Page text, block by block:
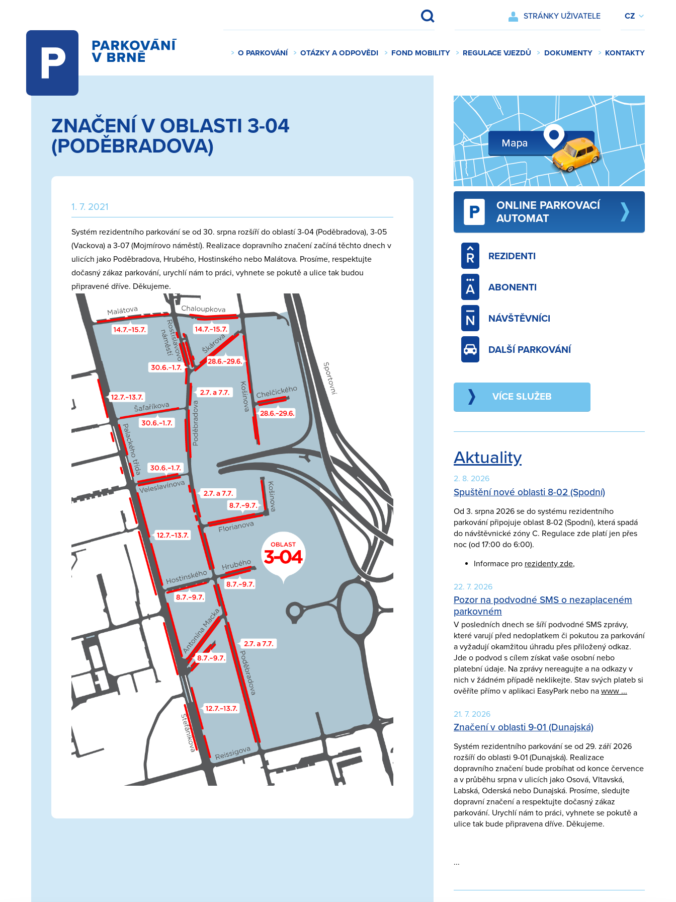
STRÁNKY UŽIVATELE
O PARKOVÁNÍ OTÁZKY A ODPOVĚDI FOND MOBILITY REGULACE VJEZDŮ DOKUMENTY KONTAKTY
ZNAČENÍ V OBLASTI 3-04
(PODĚBRADOVA)
1. 7. 2021
Systém rezidentního parkování se od 30. srpna rozšíří do oblastí 3-04 (Poděbradova), 3-05
(Vackova) a 3-07 (Mojmírovo náměstí). Realizace dopravního značení začíná těchto dnech v
ulicích jako Poděbradova, Hrubého, Hostinského nebo Malátova. Prosíme, respektujte
dočasný zákaz parkování, urychlí nám to práci, vyhnete se pokutě a ulice tak budou
připravené dříve. Děkujeme.
ONLINE PARKOVACÍ
AUTOMAT
REZIDENTI
ABONENTI
NÁVŠTĚVNÍCI
DALŠÍ PARKOVÁNÍ
VÍCE SLUŽEB
Aktuality
2. 8. 2026
Spuštění nové oblasti 8-02 (Spodní)
Od 3. srpna 2026 se do systému rezidentního
parkování připojuje oblast 8-02 (Spodní), která spadá
do návštěvnické zóny C. Regulace zde platí jen přes
noc (od 17:00 do 6:00).
Informace pro rezidenty zde,
22. 7. 2026
Pozor na podvodné SMS o nezaplaceném
parkovném
V posledních dnech se šíří podvodné SMS zprávy,
které varují před nedoplatkem či pokutou za parkování
a vyžadují okamžitou úhradu přes přiložený odkaz.
Jde o podvod s cílem získat vaše osobní nebo
platební údaje. Na zprávy nereagujte a na odkazy v
nich v žádném případě neklikejte. Stav svých plateb si
ověříte přímo v aplikaci EasyPark nebo na www ...
21. 7. 2026
Značení v oblasti 9-01 (Dunajská)
Systém rezidentního parkování se od 29. září 2026
rozšíří do oblasti 9-01 (Dunajská). Realizace
dopravního značení bude probíhat od konce července
a v průběhu srpna v ulicích jako Osová, Vltavská,
Labská, Oderská nebo Dunajská. Prosíme, sledujte
dopravní značení a respektujte dočasný zákaz
parkování. Urychlí nám to práci, vyhnete se pokutě a
ulice tak bude připravena dříve. Děkujeme.
...